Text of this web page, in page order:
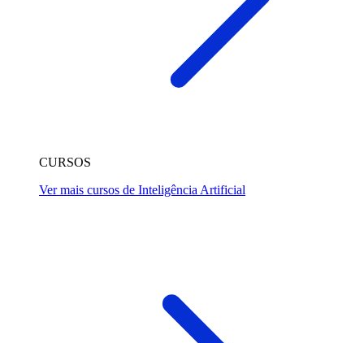
CURSOS
Ver mais cursos de Inteligência Artificial